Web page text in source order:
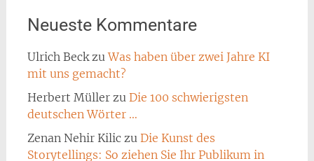
Neueste Kommentare
Ulrich BeckzuWas haben über zwei Jahre KI
mit uns gemacht?
Herbert Müllerzu Die 100 schwierigsten
deutschen Wörter …
Zenan Nehir Kiliczu Die Kunst des
Storytellings: So ziehen Sie Ihr Publikum in